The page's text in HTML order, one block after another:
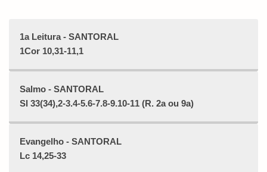
1a Leitura - SANTORAL
1Cor 10,31-11,1
Salmo - SANTORAL
Sl 33(34),2-3.4-5.6-7.8-9.10-11 (R. 2a ou 9a)
Evangelho - SANTORAL
Lc 14,25-33